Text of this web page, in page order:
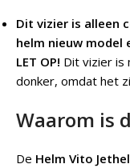
Dit vizier is alleen
helm nieuw model
LET OP! Dit vizier is
donker, omdat het
Waarom is
De Helm Vito